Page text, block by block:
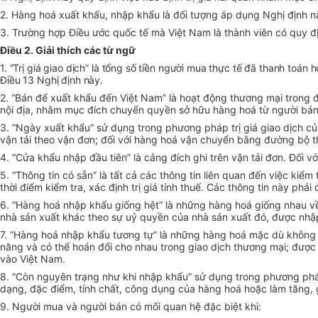
2. Hàng hoá xuất khẩu, nhập khẩu là đối tượng áp dụng Nghị định
3. Trường hợp Điều ước quốc tế mà Việt Nam là thành viên có
Điều 2. Giải thích các từ ngữ
1. “Trị giá giao dịch” là tổng số tiền người mua thực tế đã thanh
Điều 13 Nghị định này.
2. “Bán để xuất khẩu đến Việt Nam” là hoạt động thương mại
nội địa, nhằm mục đích chuyển quyền sở hữu hàng hoá từ người
3. “Ngày xuất khẩu” sử dụng trong phương pháp trị giá giao dịch
vận tải theo vận đơn; đối với hàng hoá vận chuyển bằng đường bộ
4. “Cửa khẩu nhập đầu tiên” là cảng đích ghi trên vận tải đơn. Đối
5. “Thông tin có sẵn” là tất cả các thông tin liên quan đến việc
thời điểm kiểm tra, xác định trị giá tính thuế. Các thông tin này
6. “Hàng hoá nhập khẩu giống hệt” là những hàng hoá giống
nhà sản xuất khác theo sự uỷ quyền của nhà sản xuất đó, được
7. “Hàng hoá nhập khẩu tương tự” là những hàng hoá mặc dù
năng và có thể hoán đổi cho nhau trong giao dịch thương mại;
vào Việt Nam.
8. “Còn nguyên trạng như khi nhập khẩu” sử dụng trong phương
dạng, đặc điểm, tính chất, công dụng của hàng hoá hoặc làm
9. Người mua và người bán có mối quan hệ đặc biệt khi: